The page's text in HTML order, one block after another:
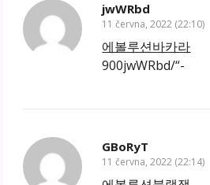
jwWRbd
11 června, 2022 (22:10)
에볼루션바카라
900jwWRbd/“-
GBoRyT
11 června, 2022 (22:14)